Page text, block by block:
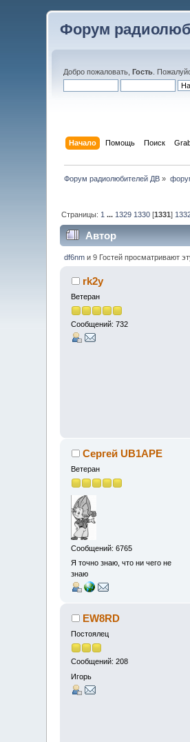
Форум
Добро пожаловать,Гость .
Начало Помощь Поиск
Форум радиолюбителей ДВ »
Страницы: 1 ... 1329 1330 [1331]
Автор
df6nmи 9 Гостей просматривают
rk2y
Ветеран
Сообщений: 732
Сергей UB1APE
Ветеран
Сообщений: 6765
Я точно знаю, что ни чего не
знаю
EW8RD
Постоялец
Сообщений: 208
Игорь